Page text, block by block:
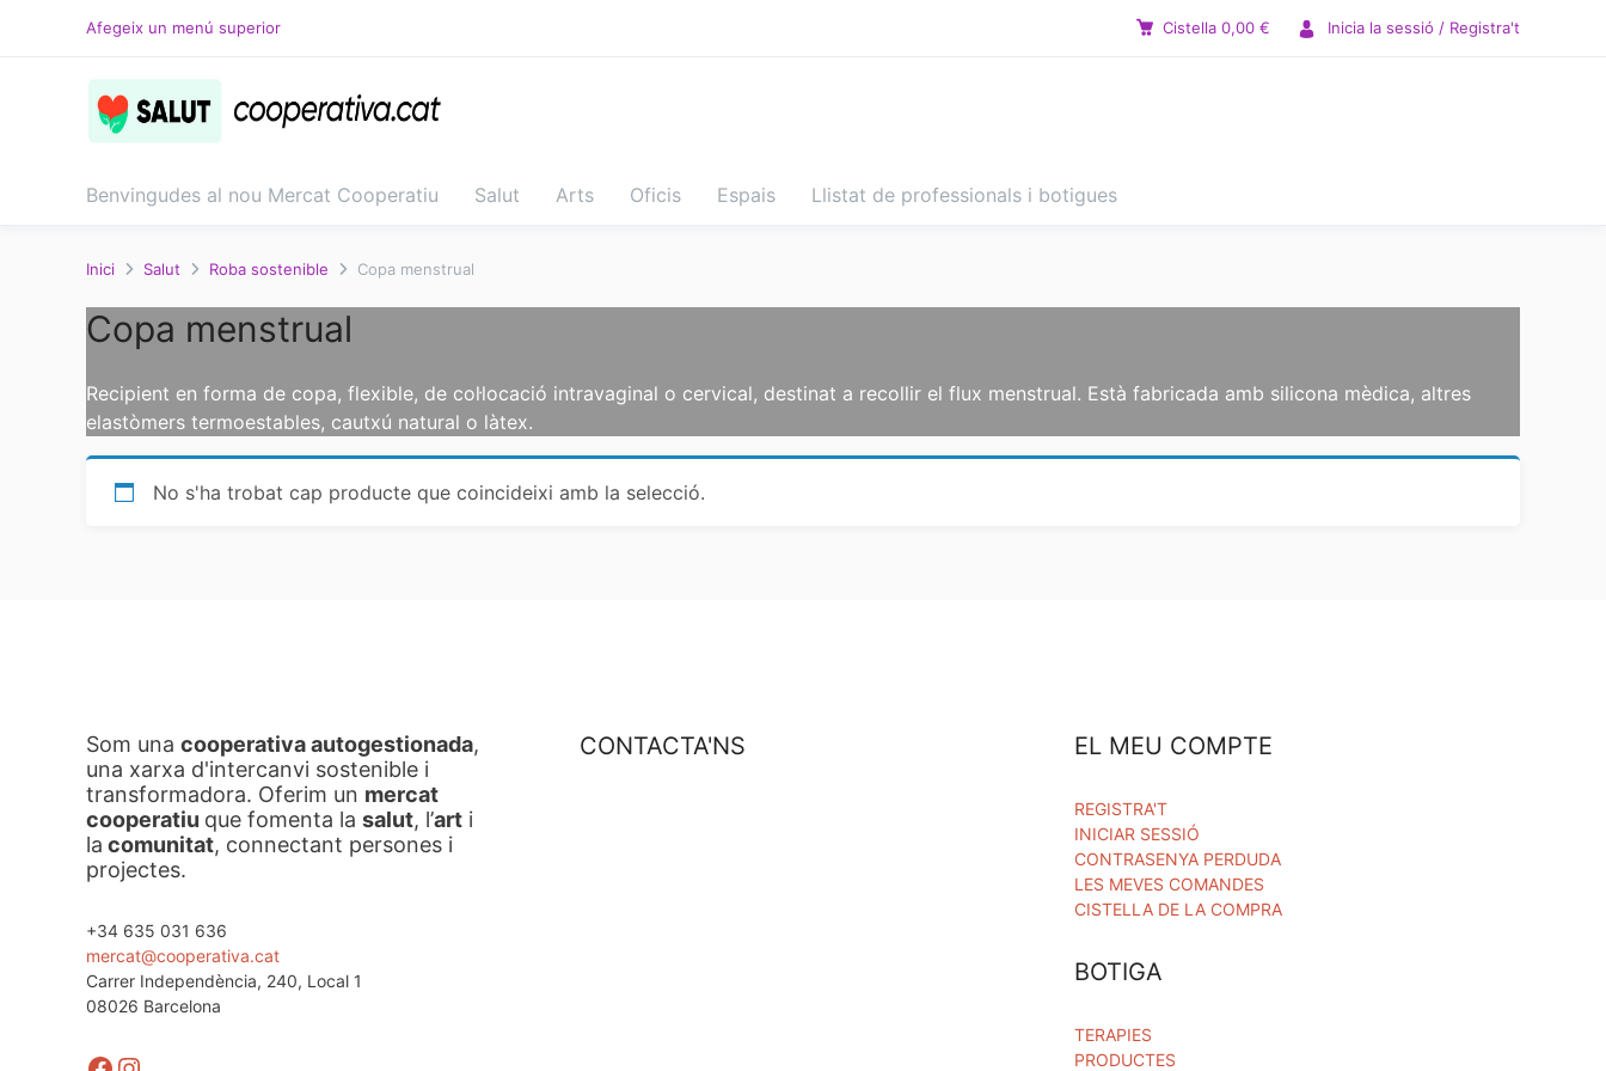
Afegeix un menú superior Cistella 0,00 € Inicia la sessió / Registra't
Benvingudes al nou Mercat Cooperatiu Salut Arts Oficis Espais Llistat de professionals i botigues
Inici Salut Roba sostenible Copa menstrual
Copa menstrual
Recipient en forma de copa, flexible, de col·locació intravaginal o cervical, destinat a recollir el flux menstrual. Està fabricada amb silicona mèdica, altres
elastòmers termoestables, cautxú natural o làtex.
No s'ha trobat cap producte que coincideixi amb la selecció.
Som una cooperativa autogestionada,
una xarxa d'intercanvi sostenible i
transformadora. Oferim un mercat
cooperatiu que fomenta la salut, l’art i
la comunitat, connectant persones i
projectes.
+34 635 031 636
mercat@cooperativa.cat
Carrer Independència, 240, Local 1
08026 Barcelona
CONTACTA'NS EL MEU COMPTE
REGISTRA'T
INICIAR SESSIÓ
CONTRASENYA PERDUDA
LES MEVES COMANDES
CISTELLA DE LA COMPRA
BOTIGA
TERAPIES
PRODUCTES